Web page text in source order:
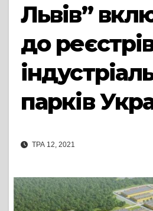
Львів”
до
парків
ТРА 12, 2021